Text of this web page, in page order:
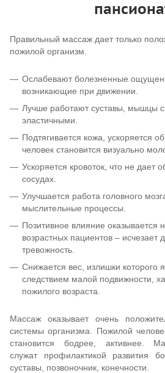
Правильный массаж дает только
пожилой организм.
Ослабевают болезненные
возникающие при движении.
Лучше работают суставы, мышцы
эластичными.
Подтягивается кожа, ускоряется
человек становится визуально
Ускоряется кровоток, что не дает
сосудах.
Улучшается работа головного
мыслительные процессы.
Позитивное влияние оказывается
возрастных пациентов – исчезает
тревожность.
Снижается вес, излишки которого
следствием малой подвижности,
пожилого возраста.
Массаж оказывает очень
системы организма. Пожилой
становится бодрее, активнее.
служат профилактикой развития
суставы, позвоночник, конечности.